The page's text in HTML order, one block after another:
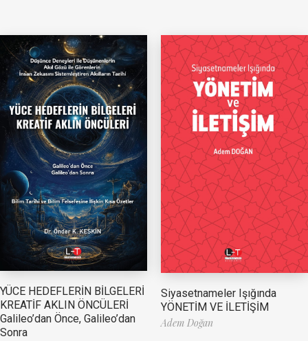
YÜCE HEDEFLERİN BİLGELERİ
KREATİF AKLIN ÖNCÜLERİ
Galileo’dan Önce, Galileo’dan
Sonra
Siyasetnameler Işığında
YÖNETİM VE İLETİŞİM
Adem Doğan